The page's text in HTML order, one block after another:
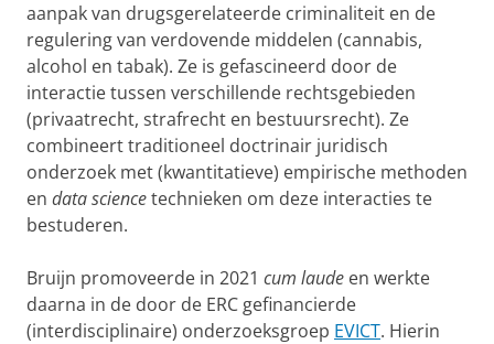
aanpak van drugsgerelateerde criminaliteit en de
regulering van verdovende middelen (cannabis,
alcohol en tabak). Ze is gefascineerd door de
interactie tussen verschillende rechtsgebieden
(privaatrecht, strafrecht en bestuursrecht). Ze
combineert traditioneel doctrinair juridisch
onderzoek met (kwantitatieve) empirische methoden
en data sciencetechnieken om deze interacties te
bestuderen.
Bruijn promoveerde in 2021 cum laude en werkte
daarna in de door de ERC gefinancierde
(interdisciplinaire) onderzoeksgroep EVICT. Hierin